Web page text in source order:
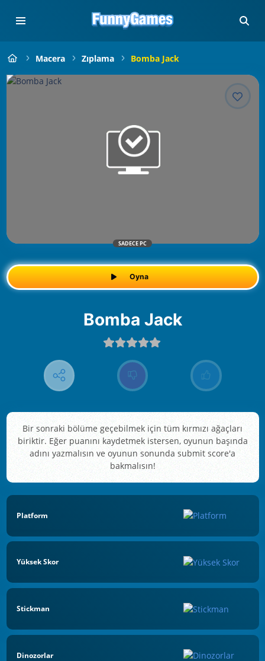
Macera Zıplama Bomba Jack
SADECE PC
Oyna
Bomba Jack
Bir sonraki bölüme geçebilmek için tüm kırmızı ağaçları
biriktir. Eğer puanını kaydetmek istersen, oyunun başında
adını yazmalısın ve oyunun sonunda submit score'a
bakmalısın!
Platform
Yüksek Skor
Stickman
Dinozorlar